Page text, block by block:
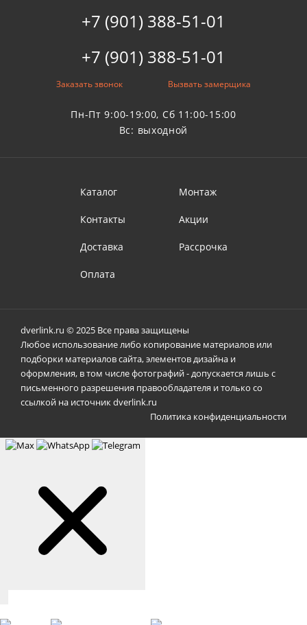
+7 (901) 388-51-01
+7 (901) 388-51-01
Заказать звонок Вызвать замерщика
Пн-Пт 9:00-19:00, Сб 11:00-15:00
Вс: выходной
Каталог
Контакты
Доставка
Оплата
Монтаж
Акции
Рассрочка
dverlink.ru © 2025 Все права защищены
Любое использование либо копирование материалов или
подборки материалов сайта, элементов дизайна и
оформления, в том числе фотографий - допускается лишь с
письменного разрешения правообладателя и только со
ссылкой на источник dverlink.ru
Политика конфиденциальности